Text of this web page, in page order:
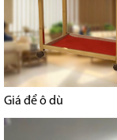
Giá để ô dù